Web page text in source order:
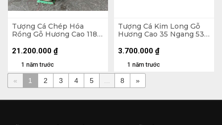
Tượng Cá Chép Hóa
Rồng Gỗ Hương Cao 118
1 năm trước
21.200.000 ₫
Tượng Cá Kim Long Gỗ
Hương Cao 35 Ngang 53
1 năm trước
3.700.000 ₫
« 1 2 3 4 5 ... 8 »